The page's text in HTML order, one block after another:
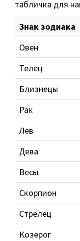
табличка для
Знак зодиака
Овен
Телец
Близнецы
Рак
Лев
Дева
Весы
Скорпион
Стрелец
Козерог